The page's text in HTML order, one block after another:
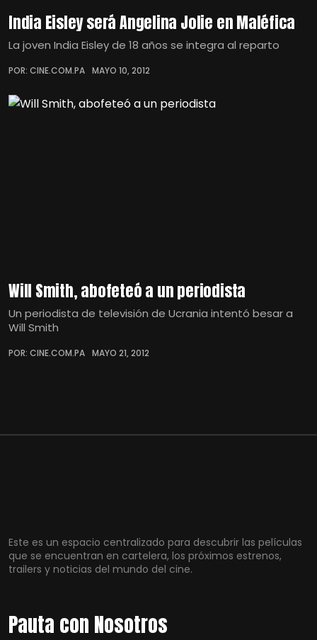
India Eisley será Angelina Jolie en Maléfica
La joven India Eisley de 18 años se integra al reparto
POR: CINE.COM.PA MAYO 10, 2012
Will Smith, abofeteó a un periodista
Un periodista de televisión de Ucrania intentó besar a
Will Smith
POR: CINE.COM.PA MAYO 21, 2012
Este es un espacio centralizado para descubrir las películas
que se encuentran en cartelera, los próximos estrenos,
trailers y noticias del mundo del cine.
Pauta con Nosotros